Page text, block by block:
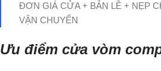
ĐƠN GIÁ CỬA + BẢN LỀ + NẸP
VẬN CHUYỂN
Ưu điểm cửa vòm